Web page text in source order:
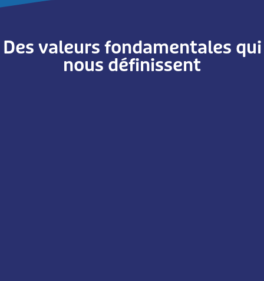
Des valeurs fondamentales qui
nous définissent